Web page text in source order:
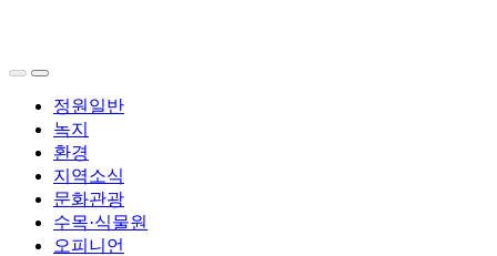
정원일반
녹지
환경
지역소식
문화관광
수목·식물원
오피니언